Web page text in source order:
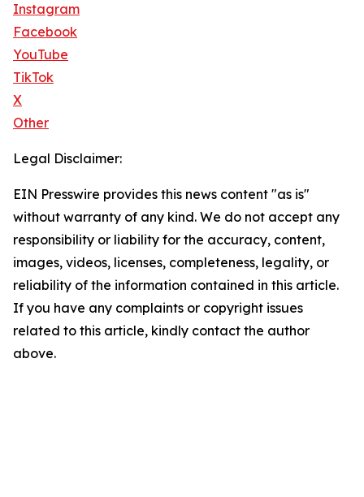
Instagram
Facebook
YouTube
TikTok
X
Other
Legal Disclaimer:
EIN Presswire provides this news content "as is"
without warranty of any kind. We do not accept any
responsibility or liability for the accuracy, content,
images, videos, licenses, completeness, legality, or
reliability of the information contained in this article.
If you have any complaints or copyright issues
related to this article, kindly contact the author
above.